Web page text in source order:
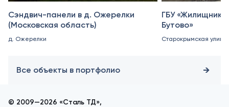
Сэндвич-панели в д. Ожерелки
(Московская область)
д. Ожерелки
ГБУ «Жилищник
Бутово»
Старокрымская улица,
Все объекты в портфолио
© 2009—2026 «Сталь ТД»,